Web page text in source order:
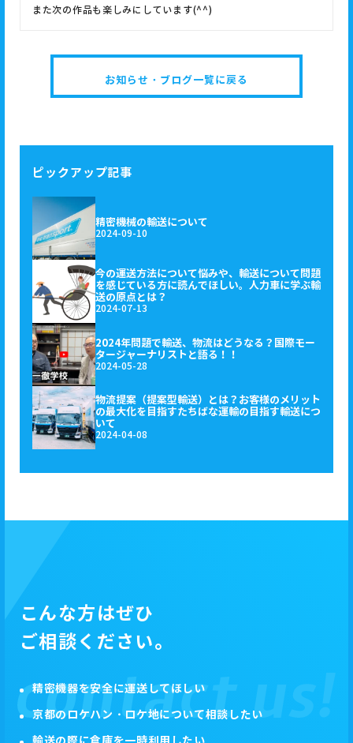
ピックアップ記事
精密機械の輸送について
2024-09-10
今の運送方法について悩みや、輸送について問題
を感じている方に読んでほしい。人力車に学ぶ輸
送の原点とは？
2024-07-13
2024年問題で輸送、物流はどうなる？国際モー
タージャーナリストと語る！！
2024-05-28
物流提案（提案型輸送）とは？お客様のメリット
の最大化を目指すたちばな運輸の目指す輸送につ
いて
2024-04-08
また次の作品も楽しみにしています(^^)
お知らせ・ブログ一覧に戻る
こんな方はぜひ
ご相談ください。
精密機器を安全に運送してほしい
京都のロケハン・ロケ地について相談したい